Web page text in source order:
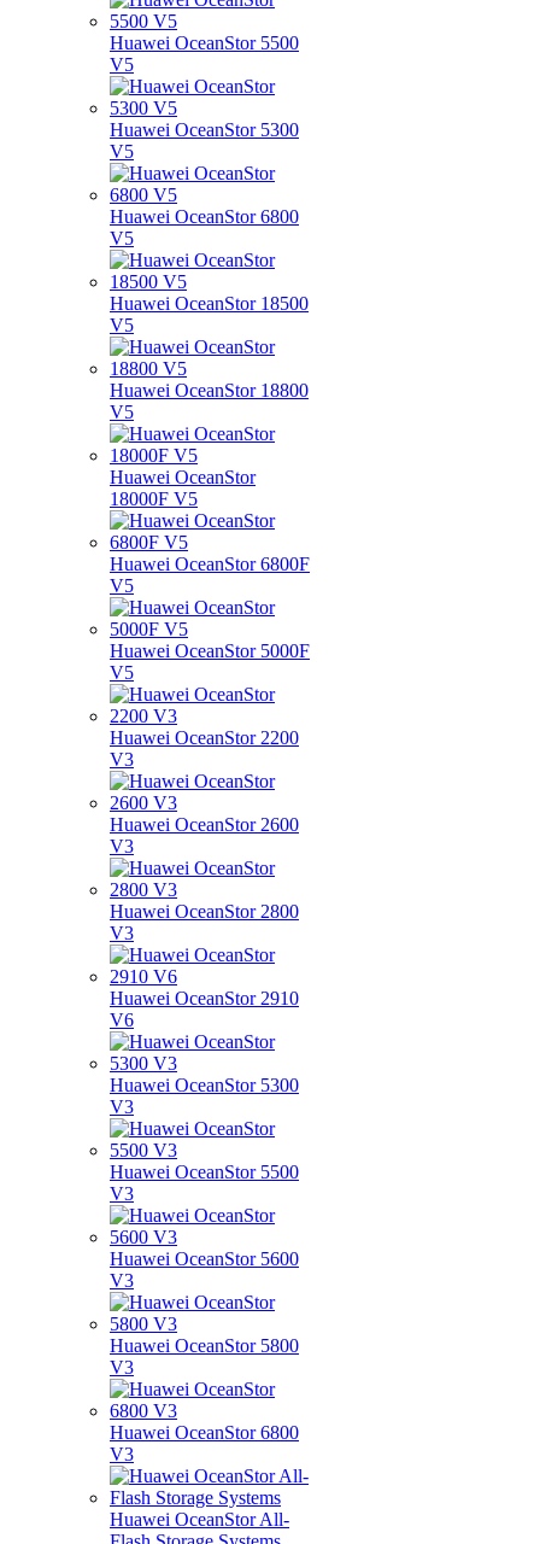
Huawei OceanStor 5500
V5
Huawei OceanStor 5300
V5
Huawei OceanStor 6800
V5
Huawei OceanStor 18500
V5
Huawei OceanStor 18800
V5
Huawei OceanStor
18000F V5
Huawei OceanStor 6800F
V5
Huawei OceanStor 5000F
V5
Huawei OceanStor 2200
V3
Huawei OceanStor 2600
V3
Huawei OceanStor 2800
V3
Huawei OceanStor 2910
V6
Huawei OceanStor 5300
V3
Huawei OceanStor 5500
V3
Huawei OceanStor 5600
V3
Huawei OceanStor 5800
V3
Huawei OceanStor 6800
V3
Huawei OceanStor All-